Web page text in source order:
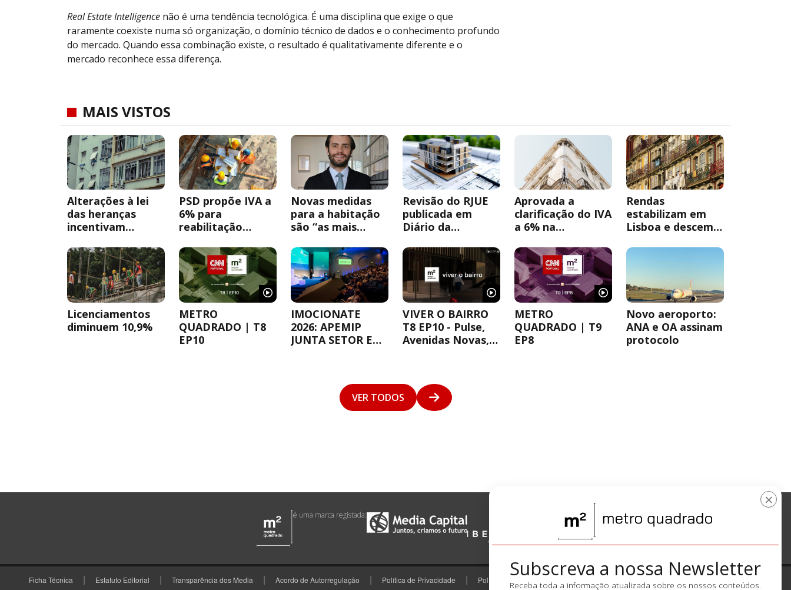
Real Estate Intelligence não é uma tendência tecnológica. É uma disciplina que exige o que
raramente coexiste numa só organização, o domínio técnico de dados e o conhecimento profundo
do mercado. Quando essa combinação existe, o resultado é qualitativamente diferente e o
mercado reconhece essa diferença.
MAIS VISTOS
Alterações à lei
das heranças
incentivam
herdeiros
PSD propõe IVA a
6% para
reabilitação
obrigatória
Novas medidas
para a habitação
são “as mais
últimos anos”
Revisão do RJUE
publicada em
Diário da
Aprovada a
clarificação do IVA
a 6% na
urbana
Rendas
estabilizam em
Lisboa e descem
Licenciamentos
diminuem 10,9%
METRO
QUADRADO | T8
EP10
IMOCIONATE
2026: APEMIP
JUNTA SETOR E
VIVER O BAIRRO
T8 EP10 - Pulse,
Avenidas Novas,
METRO
QUADRADO | T9
EP8
Novo aeroporto:
ANA e OA assinam
protocolo
VER TODOS
é uma marca registada:
Ficha Técnica Estatuto Editorial Transparência dos Media Acordo de Autorregulação Política de Privacidade Política de Cookies
×
Subscreva a nossa Newsletter
Receba toda a informação atualizada sobre os nossos conteúdos.